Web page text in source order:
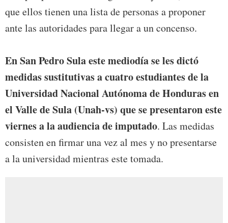
que ellos tienen una lista de personas a proponer
ante las autoridades para llegar a un concenso.
En San Pedro Sula este mediodía se les dictó
medidas sustitutivas a cuatro estudiantes de la
Universidad Nacional Autónoma de Honduras en
el Valle de Sula (Unah-vs) que se presentaron este
viernes a la audiencia de imputado. Las medidas
consisten en firmar una vez al mes y no presentarse
a la universidad mientras este tomada.